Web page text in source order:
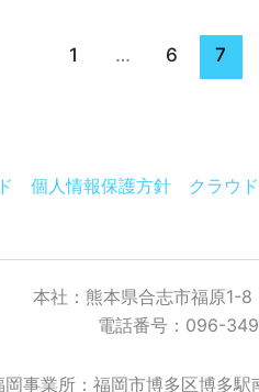
1 … 6 7
個人情報保護方針 クラウ
本社：熊本県合志市福原1-
電話番号：096-
岡事業所：福岡市博多区博多